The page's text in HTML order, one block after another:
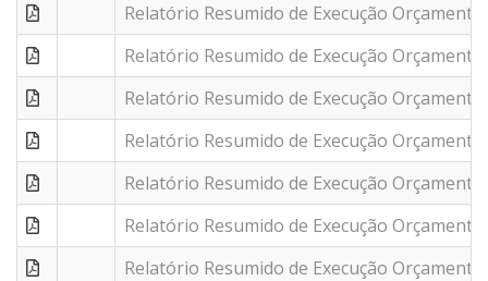
Relatório Resumido de Execução
Relatório Resumido de Execução
Relatório Resumido de Execução
Relatório Resumido de Execução
Relatório Resumido de Execução
Relatório Resumido de Execução
Relatório Resumido de Execução